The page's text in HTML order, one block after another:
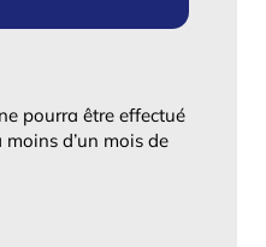
pourra être effectué
d’un mois de